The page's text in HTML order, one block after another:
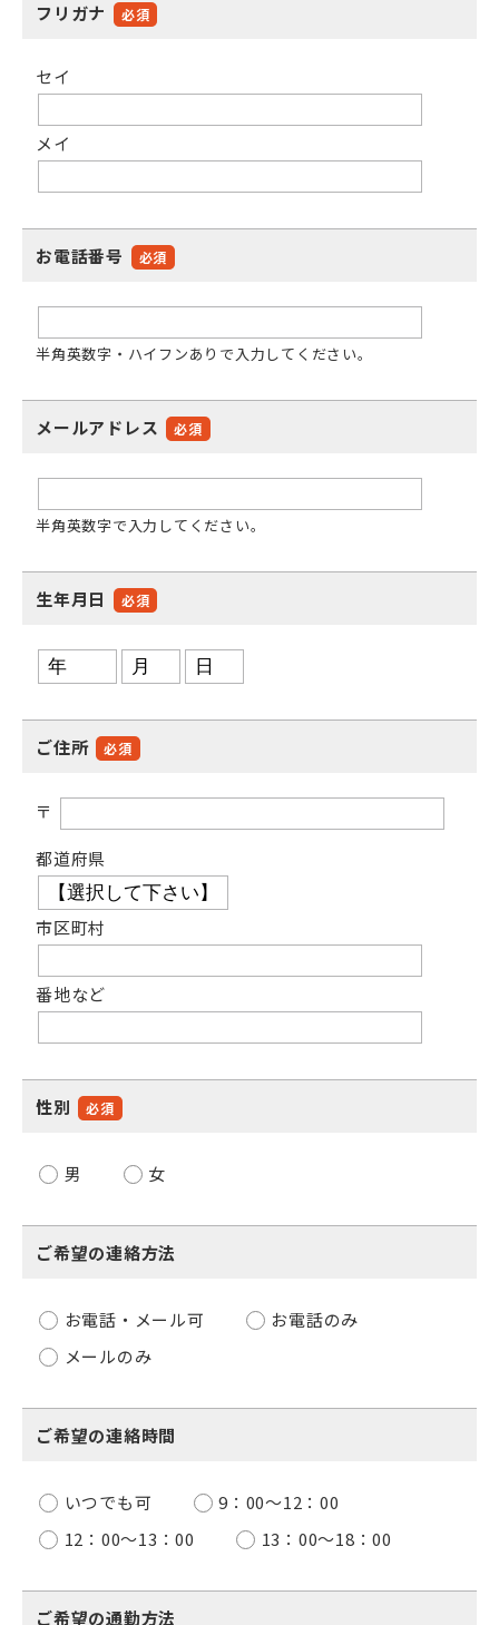
フリガナ 必須
セイ
メイ
お電話番号 必須
半角英数字・ハイフンありで入力してください。
メールアドレス 必須
半角英数字で入力してください。
生年月日 必須
ご住所 必須
〒
都道府県
市区町村
番地など
性別 必須
男 女
ご希望の連絡方法
お電話・メール可
お電話のみ
メールのみ
ご希望の連絡時間
いつでも可
9：00〜12：00
12：00〜13：00
13：00〜18：00
ご希望の通勤方法